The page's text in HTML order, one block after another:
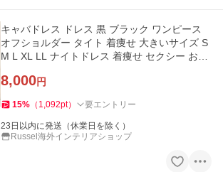
キャバドレス ドレス 黒 ブラック ワンピース
オフショルダー タイト 着痩せ 大きいサイズ S
M L XL LL ナイトドレス 着痩せ セクシー おし
8,000円
15% （ 1,092pt） 要エントリー
23日以内に発送（休業日を除く）
Russel海外インテリアショップ